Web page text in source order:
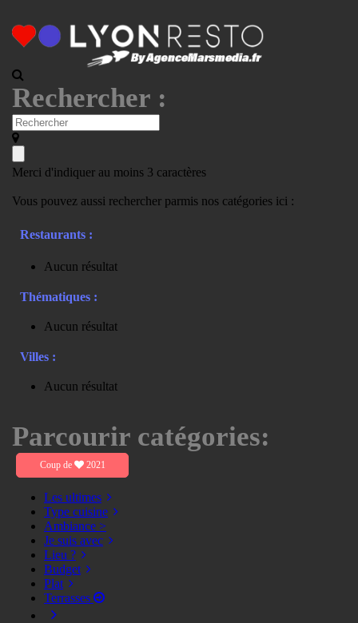
Rechercher :
Merci d'indiquer au moins 3 caractères
Vous pouvez aussi rechercher parmis nos catégories ici :
Restaurants :
Aucun résultat
Thématiques :
Aucun résultat
Villes :
Aucun résultat
Parcourir catégories:
Coup de 2021
Les ultimes
Type cuisine
Ambiance >
Je suis avec
Lieu ?
Budget
Plat
Terrasses